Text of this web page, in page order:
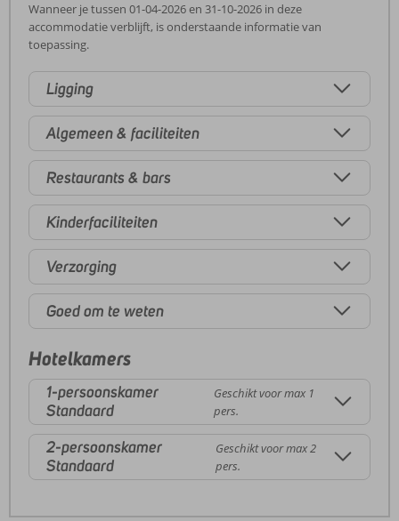
Wanneer je tussen 01-04-2026 en 31-10-2026 in deze
accommodatie verblijft, is onderstaande informatie van
toepassing.
Ligging
Algemeen & faciliteiten
Restaurants & bars
Kinderfaciliteiten
Verzorging
Goed om te weten
Hotelkamers
1-persoonskamer
Standaard
Geschikt voor max 1
pers.
2-persoonskamer
Standaard
Geschikt voor max 2
pers.